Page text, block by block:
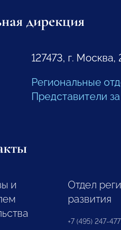
дирекция
127473, г.
Региональные
Представители
и
Отдел
развития
+7 (495) 247-